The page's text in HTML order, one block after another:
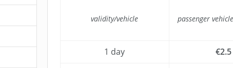
validity/vehicle passenger
1 day €2.5